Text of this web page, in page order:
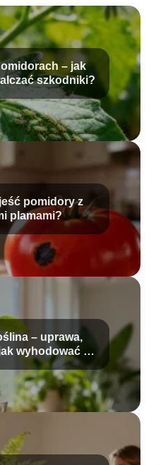
– jak
szkodniki?
pomidory z
plamami?
– uprawa,
wyhodować z